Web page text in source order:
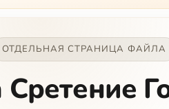
ОТДЕЛЬНАЯ СТРАНИЦА ФАЙЛА